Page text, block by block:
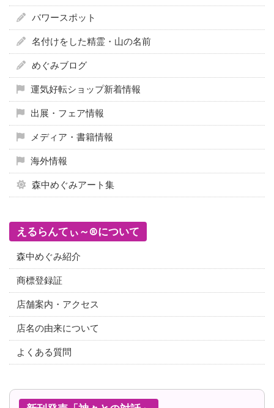
パワースポット
名付けをした精霊・山の名前
めぐみブログ
運気好転ショップ新着情報
出展・フェア情報
メディア・書籍情報
海外情報
森中めぐみアート集
えるらんてぃ～®について
森中めぐみ紹介
商標登録証
店舗案内・アクセス
店名の由来について
よくある質問